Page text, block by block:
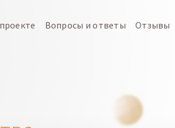
Вопросы и ответы Отзывы